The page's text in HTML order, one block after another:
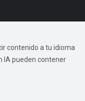
contenido a tu idioma
IA pueden contener